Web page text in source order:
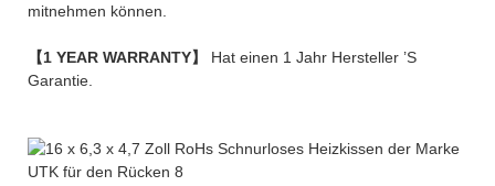
mitnehmen können.
【1 YEAR WARRANTY】 Hat einen 1 Jahr Hersteller ’S
Garantie.